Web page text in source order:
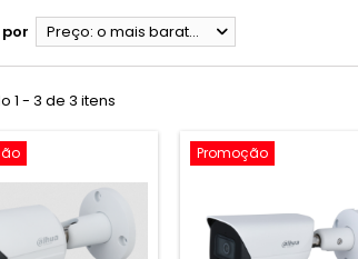
Preço: o mais barato primeiro
1 - 3 de 3 itens
Promoção